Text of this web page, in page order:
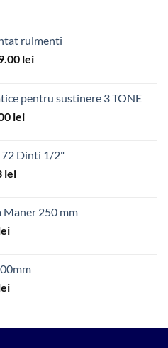
rulmenti
lei.
leiPrețul
4,199.00 lei.
pentru sustinere 3 TONE
lei.
leiPrețul
650.00 lei.
Dinti 1/2"
leiPrețul
216.53 lei.
Maner 250 mm
Prețul
35.00 lei.
Prețul
65.00 lei.